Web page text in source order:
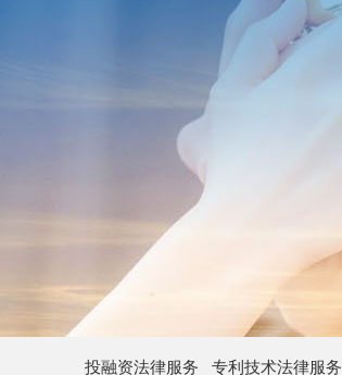
投融资法律服务 专利技术法律服务